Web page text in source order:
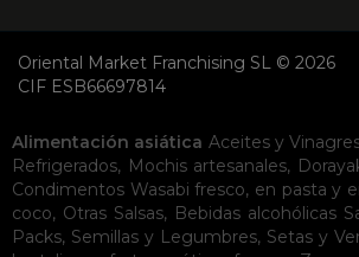
Oriental Market Franchising SL © 2026
CIF ESB66697814
Alimentación asiática Aceites y
Refrigerados, Mochis artesanales,
Condimentos Wasabi fresco, en pasta y
coco, Otras Salsas, Bebidas alcohólicas
Packs, Semillas y Legumbres, Setas y